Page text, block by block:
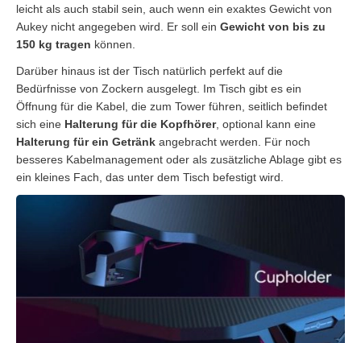
leicht als auch stabil sein, auch wenn ein exaktes Gewicht von
Aukey nicht angegeben wird. Er soll ein Gewicht von bis zu
150 kg tragen können.
Darüber hinaus ist der Tisch natürlich perfekt auf die
Bedürfnisse von Zockern ausgelegt. Im Tisch gibt es ein
Öffnung für die Kabel, die zum Tower führen, seitlich befindet
sich eine Halterung für die Kopfhörer, optional kann eine
Halterung für ein Getränk angebracht werden. Für noch
besseres Kabelmanagement oder als zusätzliche Ablage gibt es
ein kleines Fach, das unter dem Tisch befestigt wird.